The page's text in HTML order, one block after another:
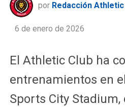
por Redacción
6 de enero de 2026
El Athletic Club ha
entrenamientos en
Sports City Stadium,